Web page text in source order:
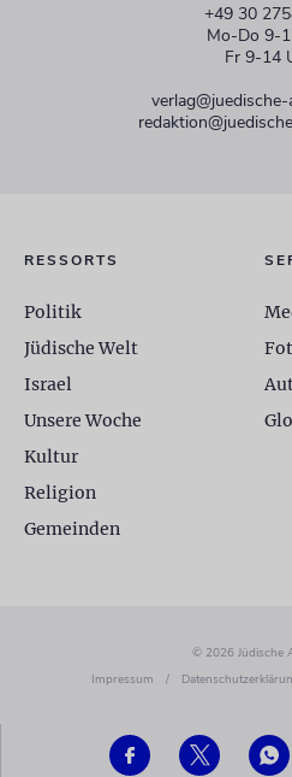
+49 30
Mo-Do 9-
Fr 9-14
RESSORTS
Politik
Jüdische Welt
Israel
Unsere Woche
Kultur
Religion
Gemeinden
© 2026 Jüdische
Impressum
/